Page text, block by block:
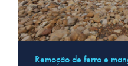
Remoção de ferro e